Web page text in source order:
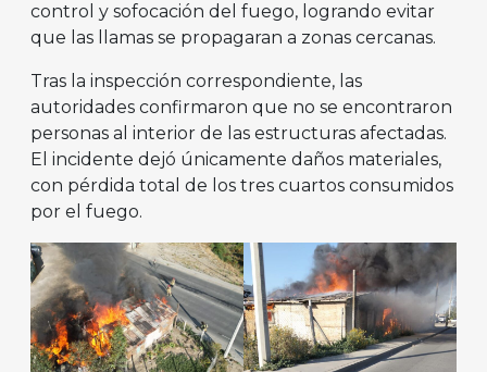
control y sofocación del fuego, logrando evitar
que las llamas se propagaran a zonas cercanas.
Tras la inspección correspondiente, las
autoridades confirmaron que no se encontraron
personas al interior de las estructuras afectadas.
El incidente dejó únicamente daños materiales,
con pérdida total de los tres cuartos consumidos
por el fuego.